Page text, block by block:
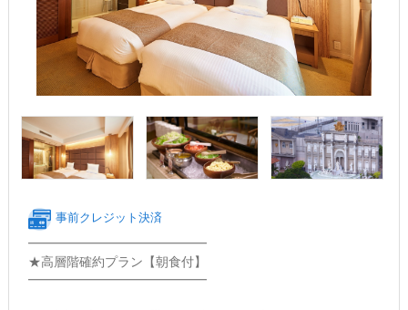
事前クレジット決済
━━━━━━━━━━━━━━
★高層階確約プラン【朝食付】
━━━━━━━━━━━━━━